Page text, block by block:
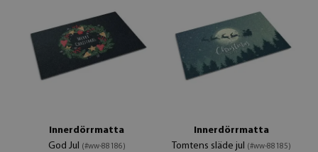
Innerdörrmatta
God Jul (#ww-88186)
Innerdörrmatta
Tomtens släde jul (#ww-88185)